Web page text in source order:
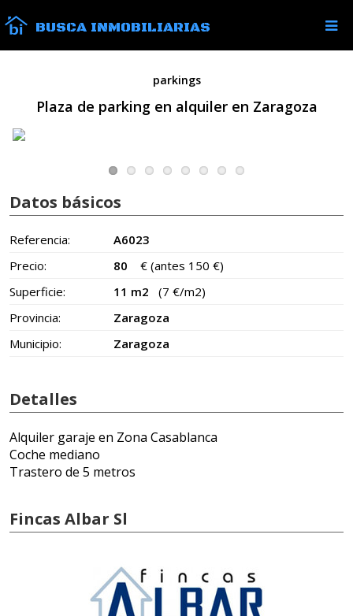
BUSCA INMOBILIARIAS
parkings
Plaza de parking en alquiler en Zaragoza
Datos básicos
Referencia:
A6023
Precio:
80 € (antes 150 €)
Superficie:
11 m2
(7 €/m2)
Provincia:
Zaragoza
Municipio:
Zaragoza
Detalles
Alquiler garaje en Zona Casablanca
Coche mediano
Trastero de 5 metros
Fincas Albar Sl